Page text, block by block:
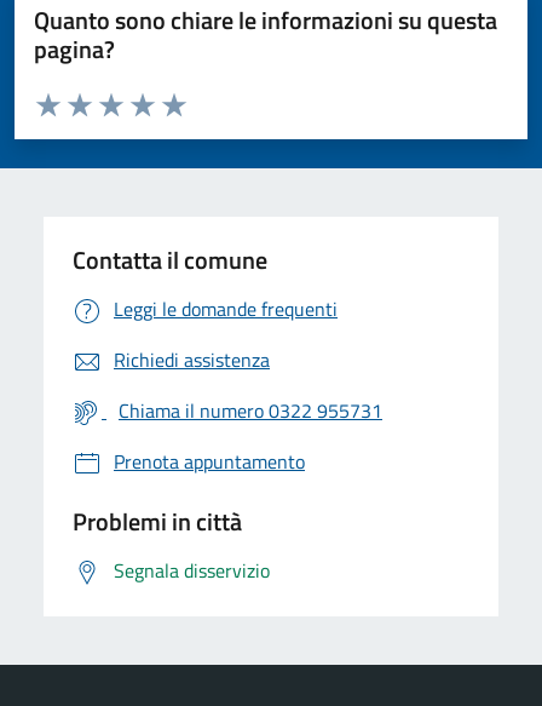
Quanto sono chiare le informazioni su questa
pagina?
Valuta da 1 a 5 stelle la pagina
Valuta 5 stelle su 5
Valuta 4 stelle su 5
Valuta 3 stelle su 5
Valuta 2 stelle su 5
Valuta 1 stelle su 5
Contatta il comune
Leggi le domande frequenti
Richiedi assistenza
Chiama il numero 0322 955731
Prenota appuntamento
Problemi in città
Segnala disservizio